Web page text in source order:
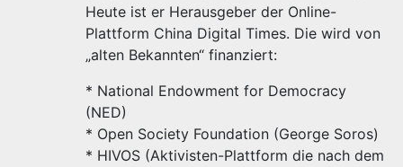
Heute ist er Herausgeber der Online-
Plattform China Digital Times. Die wird von
„alten Bekannten“ finanziert:
* National Endowment for Democracy
(NED)
* Open Society Foundation (George Soros)
* HIVOS (Aktivisten-Plattform die nach dem